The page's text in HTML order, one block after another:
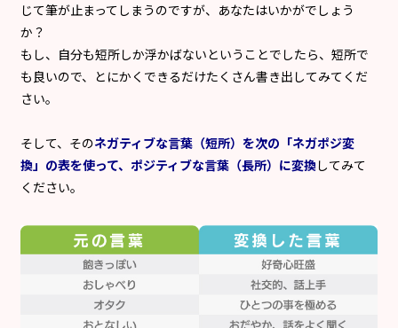
じて筆が止まってしまうのですが、あなたはいかがでしょう
か？
もし、自分も短所しか浮かばないということでしたら、短所で
も良いので、とにかくできるだけたくさん書き出してみてくだ
さい。
そして、そのネガティブな言葉（短所）を次の「ネガポジ変
換」の表を使って、ポジティブな言葉（長所）に変換してみて
ください。